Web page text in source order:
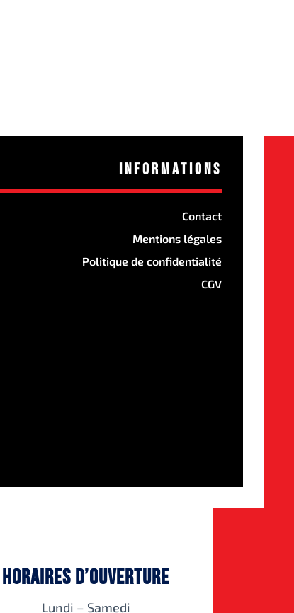
Informations
Contact
Mentions légales
Politique de confidentialité
CGV
Horaires d’ouverture
Lundi – Samedi